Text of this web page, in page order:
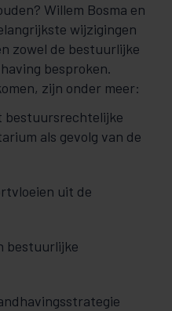
Willem Bosma en
wijzigingen
zowel de bestuurlijke
besproken.
zijn onder meer:
bestuursrechtelijke
als gevolg van de
uit de
bestuurlijke